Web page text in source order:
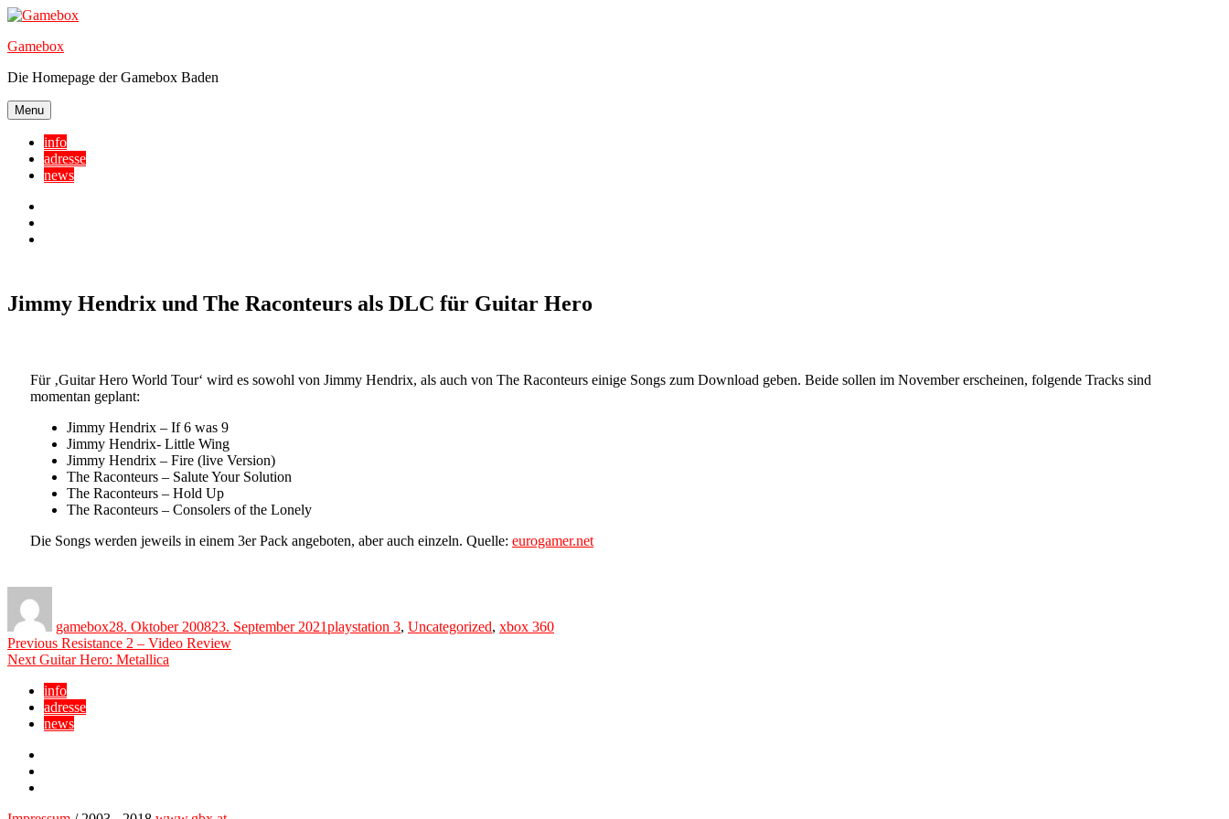
Skip
content
Gamebox
Die Homepage der Gamebox Baden
Menu
info
adresse
news
Jimmy Hendrix und The Raconteurs als DLC für Guitar Hero
Für ‚Guitar Hero World Tour‘ wird es sowohl von Jimmy Hendrix, als auch von The Raconteurs einige Songs zum Download geben. Beide sollen im November erscheinen, folgende Tracks sind
momentan geplant:
Jimmy Hendrix – If 6 was 9
Jimmy Hendrix- Little Wing
Jimmy Hendrix – Fire (live Version)
The Raconteurs – Salute Your Solution
The Raconteurs – Hold Up
The Raconteurs – Consolers of the Lonely
Die Songs werden jeweils in einem 3er Pack angeboten, aber auch einzeln. Quelle: eurogamer.net
gamebox28. Oktober 200823. September 2021playstation 3, Uncategorized, xbox 360
Beitragsnavigation
Previous Previous
post:
Resistance 2 – Video Review
Next Next
Guitar Hero: Metallica
info
adresse
news